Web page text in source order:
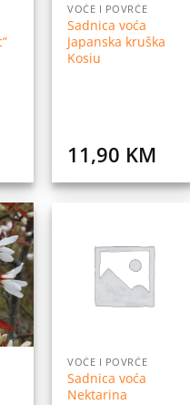
VOĆE I POVRĆE
Sadnica voća
Japanska kruška
Kosiu
11,90 KM
Dodaj
VOĆE I POVRĆE
Sadnica voća
Nektarina